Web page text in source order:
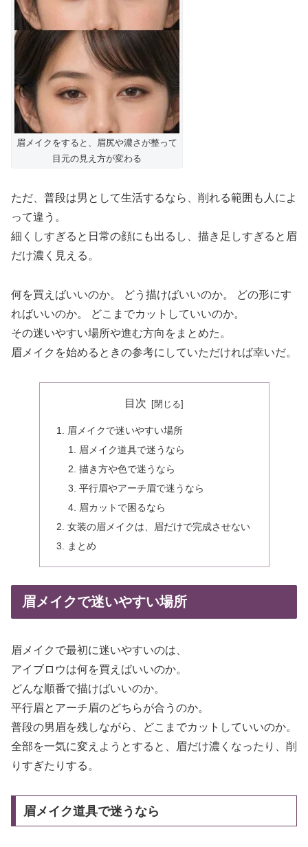
眉メイクをすると、眉尻や濃さが整って
目元の見え方が変わる
ただ、普段は男として生活するなら、削れる範囲も人によ
って違う。
細くしすぎると日常の顔にも出るし、描き足しすぎると眉
だけ濃く見える。
何を買えばいいのか。 どう描けばいいのか。 どの形にす
ればいいのか。 どこまでカットしていいのか。
その迷いやすい場所や進む方向をまとめた。
眉メイクを始めるときの参考にしていただければ幸いだ。
目次
眉メイクで迷いやすい場所
眉メイク道具で迷うなら
描き方や色で迷うなら
平行眉やアーチ眉で迷うなら
眉カットで困るなら
女装の眉メイクは、眉だけで完成させない
まとめ
眉メイクで迷いやすい場所
眉メイクで最初に迷いやすいのは、
アイブロウは何を買えばいいのか。
どんな順番で描けばいいのか。
平行眉とアーチ眉のどちらが合うのか。
普段の男眉を残しながら、どこまでカットしていいのか。
全部を一気に変えようとすると、眉だけ濃くなったり、削
りすぎたりする。
眉メイク道具で迷うなら